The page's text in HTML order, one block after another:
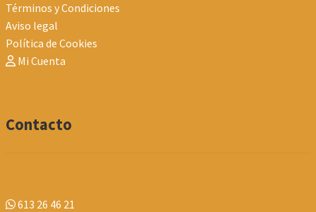
Términos y Condiciones
Aviso legal
Política de Cookies
Mi Cuenta
Contacto
613 26 46 21